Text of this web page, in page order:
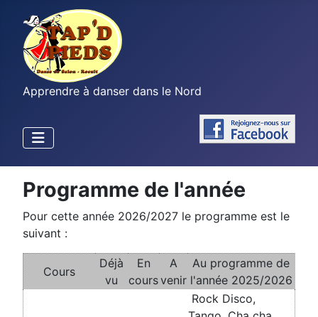
Apprendre à danser dans le Nord
Programme de l'année
Pour cette année 2026/2027 le programme est le
suivant :
Cours
Déjà
vu
En
cours
A
venir
Au programme de
l'année 2025/2026
Rock Disco,